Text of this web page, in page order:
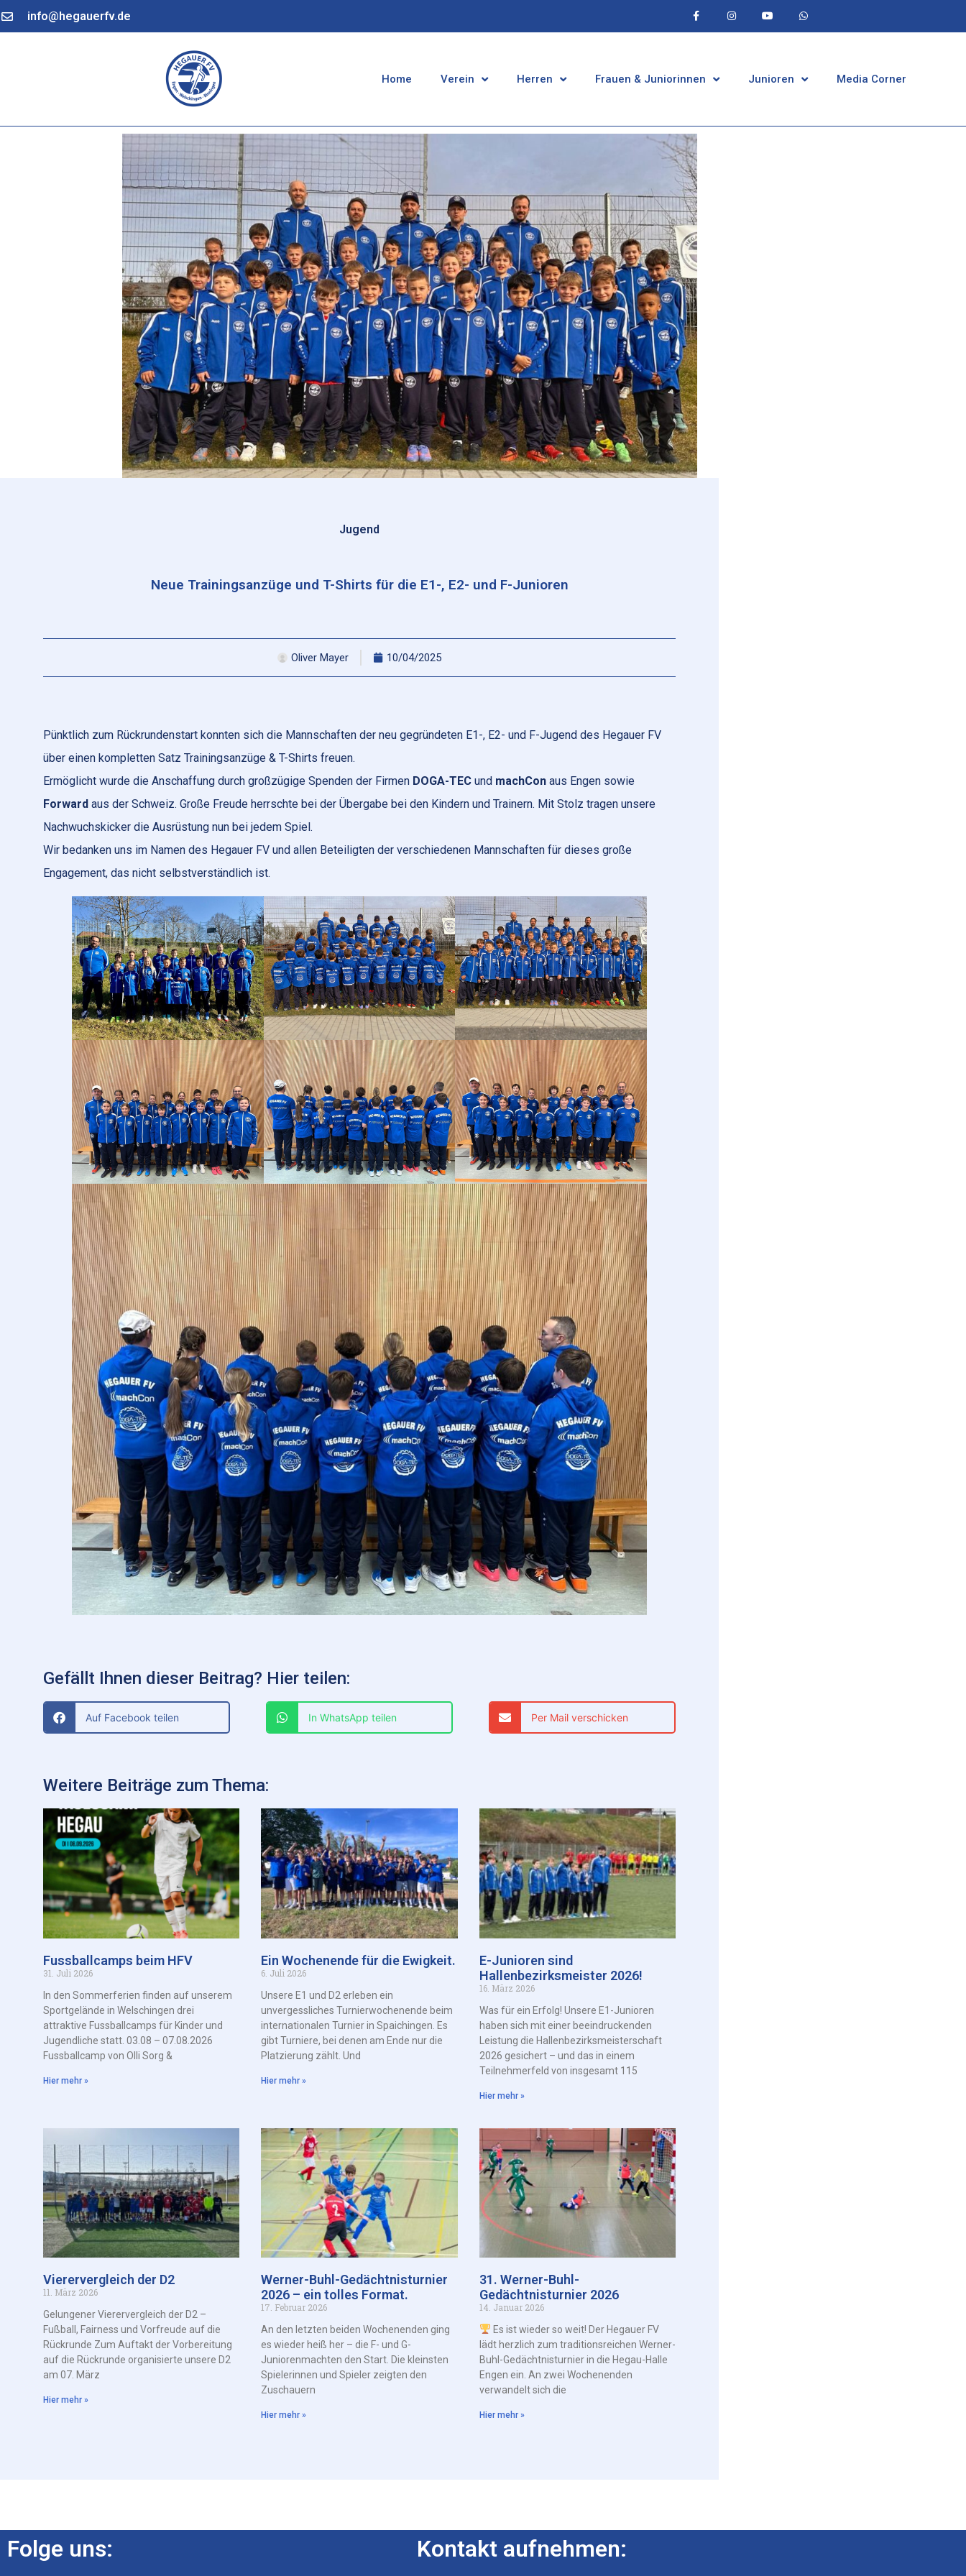
info@hegauerfv.de
Home Verein Herren Frauen & Juniorinnen Junioren Media Corner
Jugend
Neue Trainingsanzüge und T-Shirts für die E1-, E2- und F-Junioren
Oliver Mayer 10/04/2025
Pünktlich zum Rückrundenstart konnten sich die Mannschaften der neu gegründeten E1-, E2- und F-Jugend des Hegauer FV
über einen kompletten Satz Trainingsanzüge & T-Shirts freuen.
Ermöglicht wurde die Anschaffung durch großzügige Spenden der Firmen DOGA-TEC und machCon aus Engen sowie
Forward aus der Schweiz. Große Freude herrschte bei der Übergabe bei den Kindern und Trainern. Mit Stolz tragen unsere
Nachwuchskicker die Ausrüstung nun bei jedem Spiel.
Wir bedanken uns im Namen des Hegauer FV und allen Beteiligten der verschiedenen Mannschaften für dieses große
Engagement, das nicht selbstverständlich ist.
Gefällt Ihnen dieser Beitrag? Hier teilen:
Auf Facebook teilen In WhatsApp teilen Per Mail verschicken
Weitere Beiträge zum Thema:
Fussballcamps beim HFV
31. Juli 2026
In den Sommerferien finden auf unserem
Sportgelände in Welschingen drei
attraktive Fussballcamps für Kinder und
Jugendliche statt. 03.08 – 07.08.2026
Fussballcamp von Olli Sorg &
Hier mehr »
Ein Wochenende für die Ewigkeit.
6. Juli 2026
Unsere E1 und D2 erleben ein
unvergessliches Turnierwochenende beim
internationalen Turnier in Spaichingen. Es
gibt Turniere, bei denen am Ende nur die
Platzierung zählt. Und
Hier mehr »
E-Junioren sind
Hallenbezirksmeister 2026!
16. März 2026
Was für ein Erfolg! Unsere E1-Junioren
haben sich mit einer beeindruckenden
Leistung die Hallenbezirksmeisterschaft
2026 gesichert – und das in einem
Teilnehmerfeld von insgesamt 115
Hier mehr »
Vierervergleich der D2
11. März 2026
Gelungener Vierervergleich der D2 –
Fußball, Fairness und Vorfreude auf die
Rückrunde Zum Auftakt der Vorbereitung
auf die Rückrunde organisierte unsere D2
am 07. März
Hier mehr »
Werner-Buhl-Gedächtnisturnier
2026 – ein tolles Format.
17. Februar 2026
An den letzten beiden Wochenenden ging
es wieder heiß her – die F- und G-
Juniorenmachten den Start. Die kleinsten
Spielerinnen und Spieler zeigten den
Zuschauern
Hier mehr »
31. Werner-Buhl-
Gedächtnisturnier 2026
14. Januar 2026
Es ist wieder so weit! Der Hegauer FV
lädt herzlich zum traditionsreichen Werner-
Buhl-Gedächtnisturnier in die Hegau-Halle
Engen ein. An zwei Wochenenden
verwandelt sich die
Hier mehr »
Folge uns: Kontakt aufnehmen: